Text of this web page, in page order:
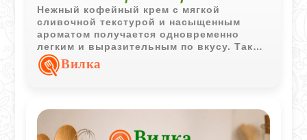
Нежный кофейный крем с мягкой
сливочной текстурой и насыщенным
ароматом получается одновременно
легким и выразительным по вкусу. Такой
десерт особенно хорошо сочетается с
чашкой крепкого черного кофе.
Вилка